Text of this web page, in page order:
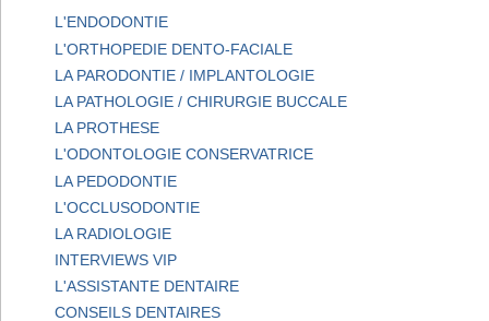
L'ENDODONTIE
L'ORTHOPEDIE DENTO-FACIALE
LA PARODONTIE / IMPLANTOLOGIE
LA PATHOLOGIE / CHIRURGIE BUCCALE
LA PROTHESE
L'ODONTOLOGIE CONSERVATRICE
LA PEDODONTIE
L'OCCLUSODONTIE
LA RADIOLOGIE
INTERVIEWS VIP
L'ASSISTANTE DENTAIRE
CONSEILS DENTAIRES